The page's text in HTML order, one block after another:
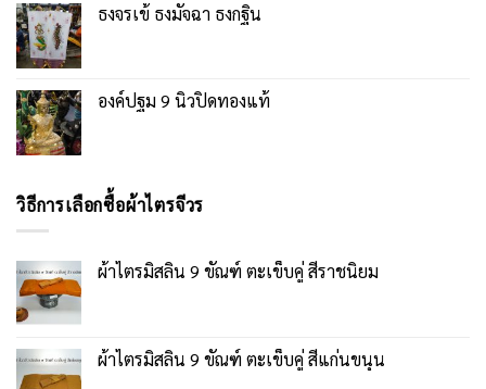
ธงจรเข้ ธงมัจฉา ธงกฐิน
องค์ปฐม 9 นิ้วปิดทองแท้
วิธีการเลือกซื้อผ้าไตรจีวร
ผ้าไตรมิสลิน 9 ขัณฑ์ ตะเข็บคู่ สีราชนิยม
ผ้าไตรมิสลิน 9 ขัณฑ์ ตะเข็บคู่ สีแก่นขนุน